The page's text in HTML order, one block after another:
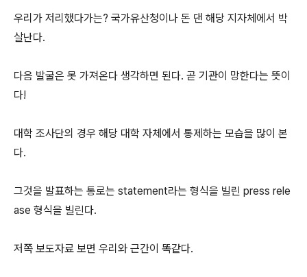
우리가 저리했다가는? 국가유산청이나 돈 댄 해당 지자체에서 박
살난다.
다음 발굴은 못 가져온다 생각하면 된다. 곧 기관이 망한다는 뜻이
다!
대학 조사단의 경우 해당 대학 자체에서 통제하는 모습을 많이 본
다.
그것을 발표하는 통로는 statement라는 형식을 빌린 press rele
ase 형식을 빌린다.
저쪽 보도자료 보면 우리와 근간이 똑같다.